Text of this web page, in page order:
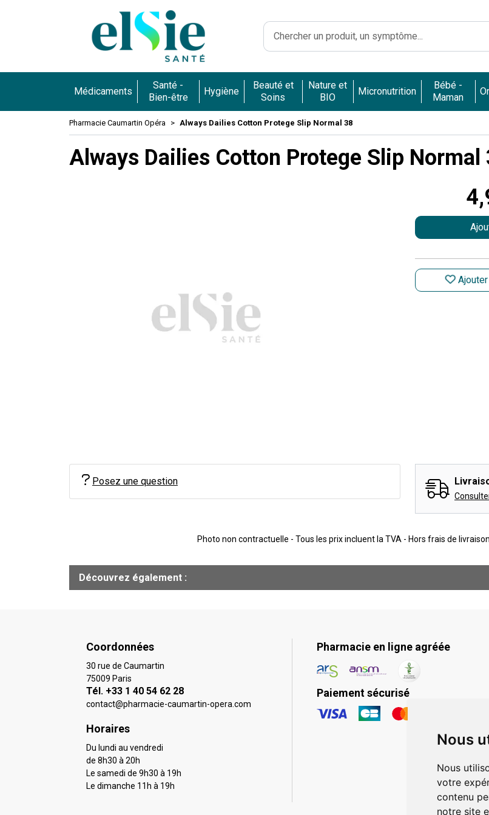
Nous
Nous
votre
contenu
notre site
Médicaments
Santé -
Bien-être
Hygiène
Beauté et
Soins
Nature et
BIO
Micronutrition
Bébé -
Maman
Pharmacie Caumartin Opéra Always Dailies Cotton Protege Slip Normal 38
Always Dailies Cotton Protege Slip Normal
4,
Posez une question
Photo non contractuelle - Tous les prix incluent la TVA - Hors frais de
Découvrez également :
Coordonnées
30 rue de Caumartin
75009 Paris
Tél. +33 1 40 54 62 28
contact@pharmacie-caumartin-opera.com
Horaires
Du lundi au vendredi
de 8h30 à 20h
Le samedi de 9h30 à 19h
Le dimanche 11h à 19h
Pharmacie en ligne agréée
Paiement sécurisé